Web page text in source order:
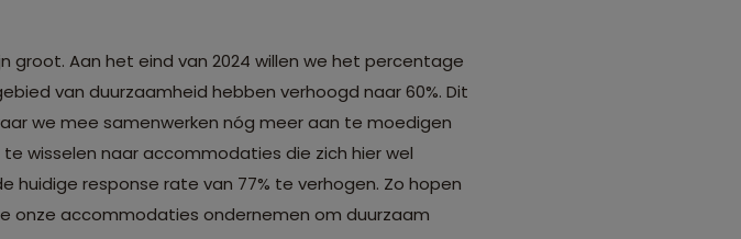
groot. Aan het eind van 2024 willen we het percentage
van duurzaamheid hebben verhoogd naar 60%. Dit
we mee samenwerken nóg meer aan te moedigen
wisselen naar accommodaties die zich hier wel
response rate van 77% te verhogen. Zo hopen
onze accommodaties ondernemen om duurzaam